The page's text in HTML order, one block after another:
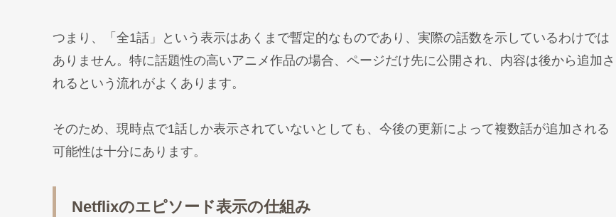
つまり、「全1話」という表示はあくまで暫定的なものであり、実際の話数を示しているわけでは
ありません。特に話題性の高いアニメ作品の場合、ページだけ先に公開され、内容は後から追加さ
れるという流れがよくあります。
そのため、現時点で1話しか表示されていないとしても、今後の更新によって複数話が追加される
可能性は十分にあります。
Netflixのエピソード表示の仕組み